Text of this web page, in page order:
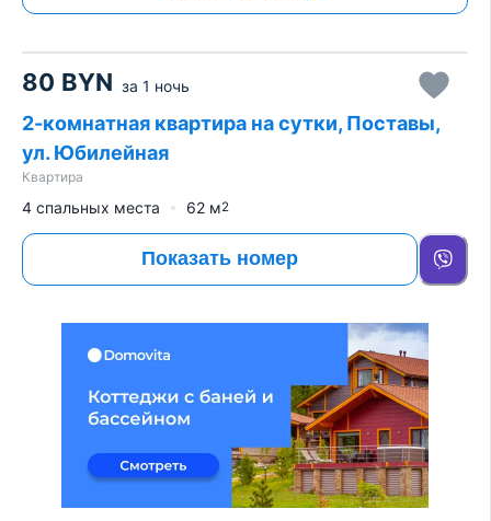
80 BYN за 1 ночь
2-комнатная квартира на сутки, Поставы,
ул. Юбилейная
Квартира
4 спальных места 62 м2
Показать номер